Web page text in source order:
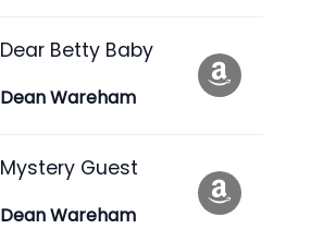
Dear Betty Baby
Dean Wareham
Mystery Guest
Dean Wareham